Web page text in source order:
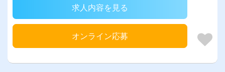
求人内容を見る
オンライン応募